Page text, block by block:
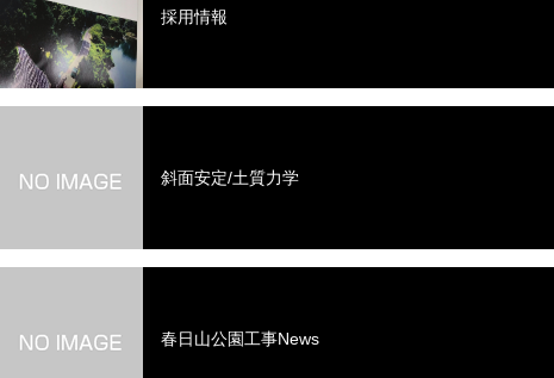
採用情報
斜面安定/土質力学
春日山公園工事News